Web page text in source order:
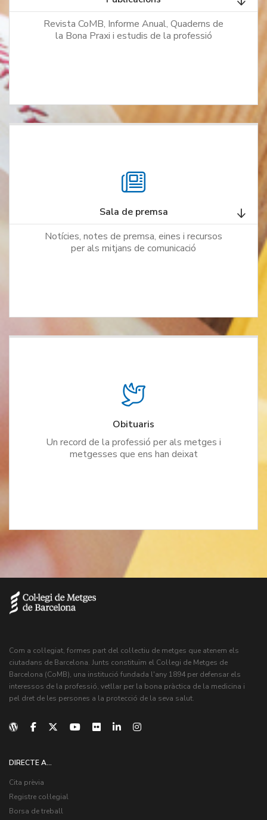
Revista CoMB, Informe Anual, Quaderns de
la Bona Praxi i estudis de la professió
Sala de premsa
Notícies, notes de premsa, eines i recursos
per als mitjans de comunicació
Obituaris
Un record de la professió per als metges i
metgesses que ens han deixat
Com a col·legiat, formes part del col·lectiu de metges que atenem els
ciutadans de Barcelona. Junts constituïm el Col·legi de Metges de
Barcelona (CoMB), una institució fundada l'any 1894 per defensar els
interessos de la professió, vetllar per la bona pràctica de la medicina i
pel dret de les persones a la protecció de la seva salut.
DIRECTE A...
Cita prèvia
Registre col·legial
Borsa de treball